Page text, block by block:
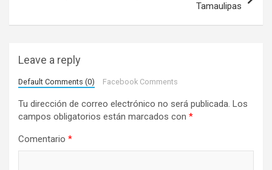
a
Tamaulipas
Leave a reply
Default Comments (0) Facebook Comments
Tu dirección de correo electrónico no será publicada. Los
campos obligatorios están marcados con *
Comentario *